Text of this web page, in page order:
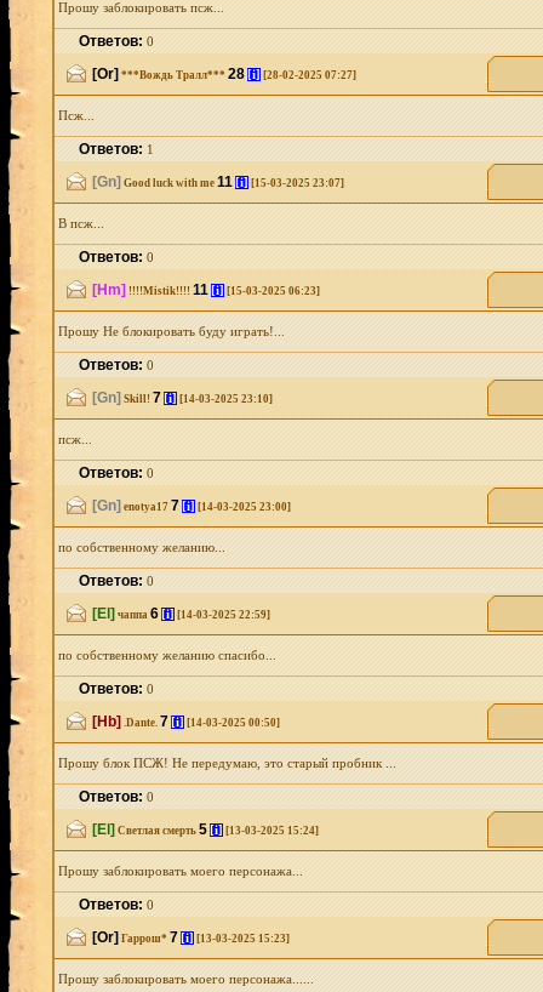
Прошу заблокировать псж...
Ответов:0
[Or] ***Вождь Тралл*** 28 [i] [28-02-2025 07:27]
Псж...
Ответов:1
[Gn] Good luck with me 11 [i] [15-03-2025 23:07]
В псж...
Ответов:0
[Hm] !!!!Mistik!!!! 11 [i] [15-03-2025 06:23]
Прошу Не блокировать буду играть!...
Ответов:0
[Gn] Skill! 7 [i] [14-03-2025 23:10]
псж...
Ответов:0
[Gn] enotya17 7 [i] [14-03-2025 23:00]
по собственному желанию...
Ответов:0
[El] чаппа 6 [i] [14-03-2025 22:59]
по собственному желанию спасибо...
Ответов:0
[Hb] .Dante. 7 [i] [14-03-2025 00:50]
Прошу блок ПСЖ! Не передумаю, это старый пробник ...
Ответов:0
[El] Светлая смерть 5 [i] [13-03-2025 15:24]
Прошу заблокировать моего персонажа...
Ответов:0
[Or] Гаррош* 7 [i] [13-03-2025 15:23]
Прошу заблокировать моего персонажа......